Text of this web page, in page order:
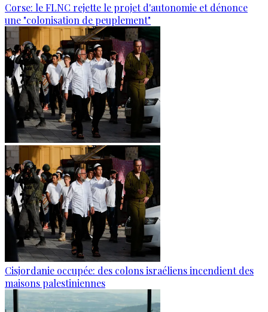
Corse: le FLNC rejette le projet d'autonomie et dénonce
une "colonisation de peuplement"
Cisjordanie occupée: des colons israéliens incendient des
maisons palestiniennes